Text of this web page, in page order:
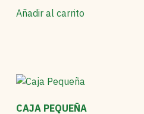
Añadir al carrito
CAJA PEQUEÑA